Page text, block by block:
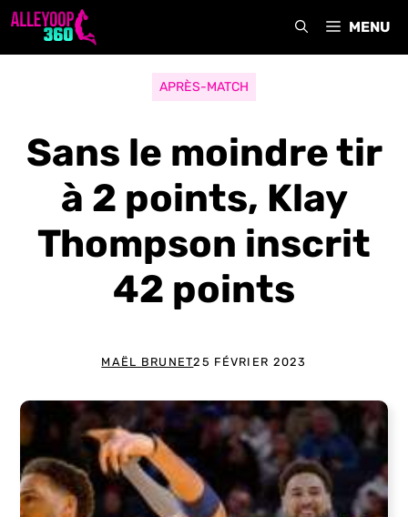
Aller
MENU
APRÈS-MATCH
Sans le moindre tir
à 2 points, Klay
Thompson inscrit
42 points
MAËL BRUNET25 FÉVRIER 2023